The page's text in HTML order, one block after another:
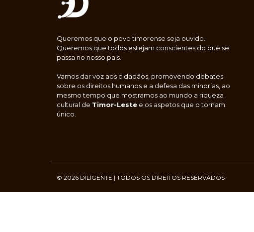
Queremos que o povo timorense seja ouvido.
Queremos que todos estejam conscientes do que se
passa no nosso país.
Vamos dar voz aos cidadãos, promovendo debates
sobre os direitos humanos e a defesa das minorias, ao
mesmo tempo que mostramos ao mundo a riqueza
cultural de Timor-Leste e os aspetos que o tornam
único.
© 2026 DILIGENTE | TODOS OS DIREITOS RESERVADOS